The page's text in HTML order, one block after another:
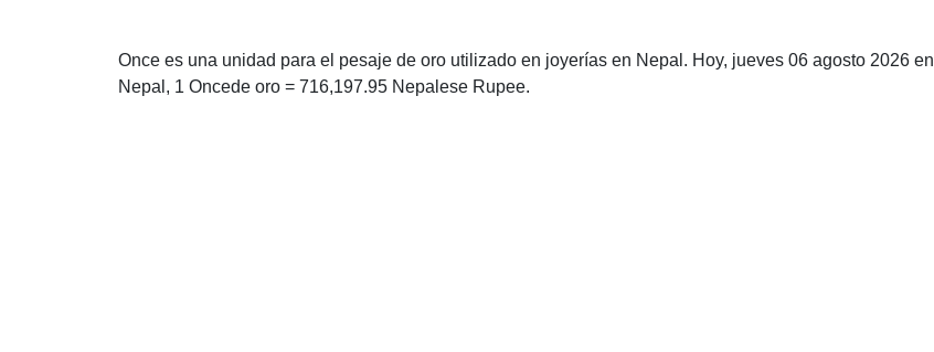
Once es una unidad para el pesaje de oro utilizado en joyerías en Nepal. Hoy, jueves 06 agosto 2026 en
Nepal, 1 Oncede oro = 716,197.95 Nepalese Rupee.